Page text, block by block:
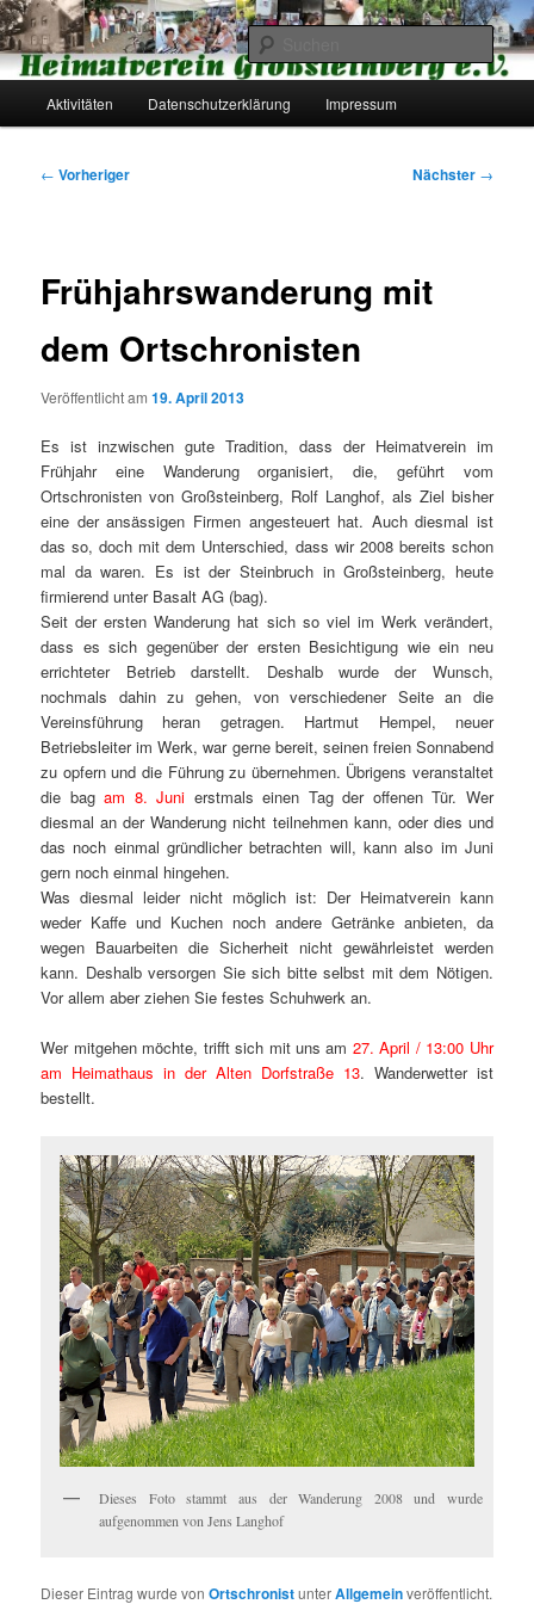
Zum
primären
Inhalt
springenHeimatverein Großsteinberg e.V.
Aktivitäten Datenschutzerklärung Impressum
Beitragsnavigation
← Vorheriger Nächster →
Frühjahrswanderung mit
dem Ortschronisten
Veröffentlicht am19. April 2013
Es ist inzwischen gute Tradition, dass der Heimatverein im
Frühjahr eine Wanderung organisiert, die, geführt vom
Ortschronisten von Großsteinberg, Rolf Langhof, als Ziel bisher
eine der ansässigen Firmen angesteuert hat. Auch diesmal ist
das so, doch mit dem Unterschied, dass wir 2008 bereits schon
mal da waren. Es ist der Steinbruch in Großsteinberg, heute
firmierend unter Basalt AG (bag).
Seit der ersten Wanderung hat sich so viel im Werk verändert,
dass es sich gegenüber der ersten Besichtigung wie ein neu
errichteter Betrieb darstellt. Deshalb wurde der Wunsch,
nochmals dahin zu gehen, von verschiedener Seite an die
Vereinsführung heran getragen. Hartmut Hempel, neuer
Betriebsleiter im Werk, war gerne bereit, seinen freien Sonnabend
zu opfern und die Führung zu übernehmen. Übrigens veranstaltet
die bagam 8. Juni erstmals einen Tag der offenen Tür. Wer
diesmal an der Wanderung nicht teilnehmen kann, oder dies und
das noch einmal gründlicher betrachten will, kann also im Juni
gern noch einmal hingehen.
Was diesmal leider nicht möglich ist: Der Heimatverein kann
weder Kaffe und Kuchen noch andere Getränke anbieten, da
wegen Bauarbeiten die Sicherheit nicht gewährleistet werden
kann. Deshalb versorgen Sie sich bitte selbst mit dem Nötigen.
Vor allem aber ziehen Sie festes Schuhwerk an.
Wer mitgehen möchte, trifft sich mit uns am 27. April / 13:00 Uhr
am Heimathaus in der Alten Dorfstraße 13. Wanderwetter ist
bestellt.
Dieses Foto stammt aus der Wanderung 2008 und wurde
aufgenommen von Jens Langhof
Dieser Eintrag wurde vonOrtschronistunterAllgemeinveröffentlicht.